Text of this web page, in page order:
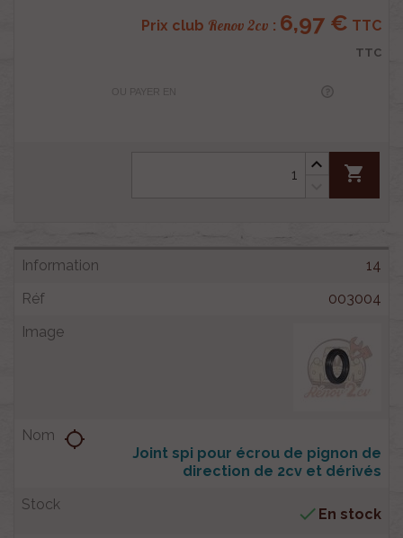
Prix club Renov 2cv : 6,97 € TTC
TTC
OU PAYER EN
shopping_cart
14
003004
Joint spi pour écrou de pignon de
direction de 2cv et dérivés
location_searching
 En stock